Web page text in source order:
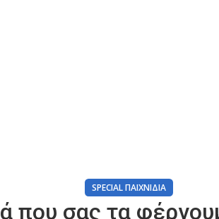
SPECIAL ΠΑΙΧΝΊΔΙΑ
που σας τα